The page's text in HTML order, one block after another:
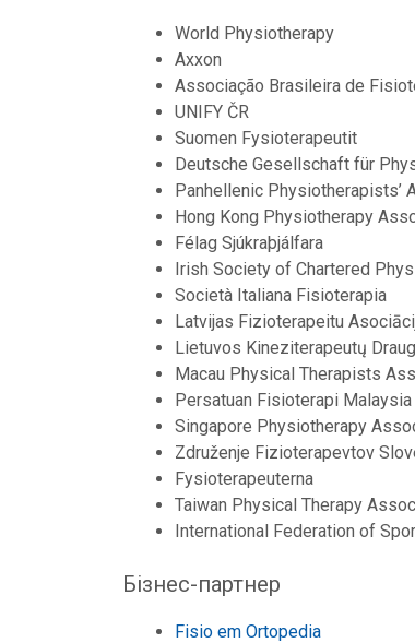
World Physiotherapy
Axxon
Associação Brasileira de
UNIFY ČR
Suomen Fysioterapeutit
Deutsche Gesellschaft für
Panhellenic Physiotherapists’
Hong Kong Physiotherapy
Félag Sjúkraþjálfara
Irish Society of Chartered
Società Italiana Fisioterapia
Latvijas Fizioterapeitu
Lietuvos Kineziterapeutų
Macau Physical Therapists
Persatuan Fisioterapi Malaysia
Singapore Physiotherapy
Združenje Fizioterapevtov
Fysioterapeuterna
Taiwan Physical Therapy
International Federation of
Бізнес-партнер
Fisio em Ortopedia